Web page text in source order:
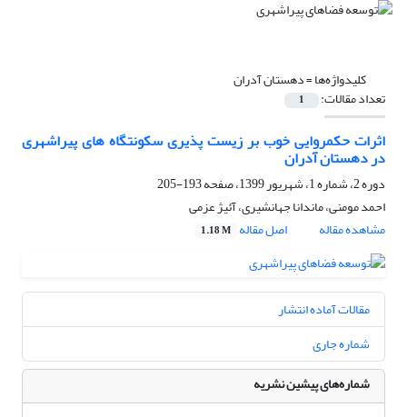
کلیدواژه‌ها =دهستان آدران
تعداد مقالات: 1
اثرات حکمروایی خوب بر زیست پذیری سکونتگاه های پیراشهری
در دهستان آدران
دوره 2، شماره 1، شهریور 1399، صفحه
193-205
احمد مومنی، ماندانا جهانشیری، آئیژ عزمی
مشاهده مقاله
اصل مقاله 1.18 M
مقالات آماده انتشار
شماره جاری
شماره‌های پیشین نشریه